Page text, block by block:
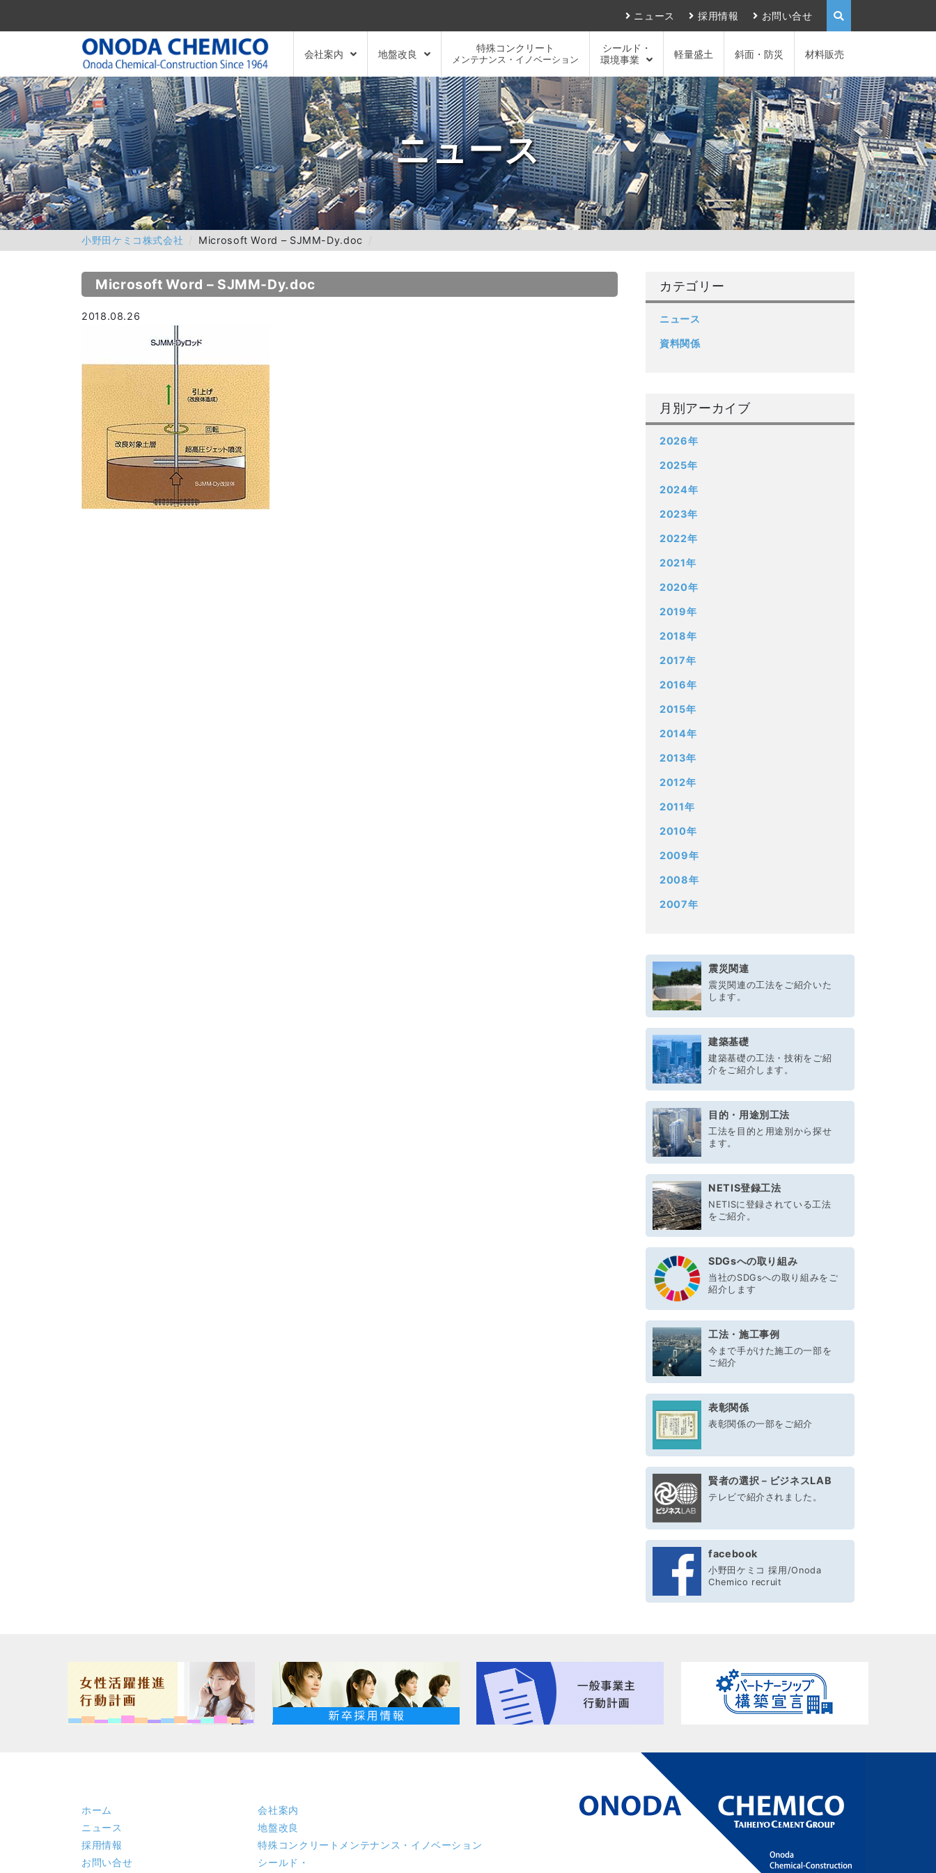
ニュース 採用情報 お問い合せ
会社案内 地盤改良
特殊コンクリート
メンテナンス・イノベーション
シールド・
環境事業
軽量盛土 斜面・防災 材料販売
ニュース
小野田ケミコ株式会社 Microsoft Word – SJMM-Dy.doc
Microsoft Word – SJMM-Dy.doc
2018.08.26
カテゴリー
ニュース
資料関係
月別アーカイブ
2026年
2025年
2024年
2023年
2022年
2021年
2020年
2019年
2018年
2017年
2016年
2015年
2014年
2013年
2012年
2011年
2010年
2009年
2008年
2007年
震災関連
震災関連の工法をご紹介いた
します。
建築基礎
建築基礎の工法・技術をご紹
介をご紹介します。
目的・用途別工法
工法を目的と用途別から探せ
ます。
NETIS登録工法
NETISに登録されている工法
をご紹介。
SDGsへの取り組み
当社のSDGsへの取り組みをご
紹介します
工法・施工事例
今まで手がけた施工の一部を
ご紹介
表彰関係
表彰関係の一部をご紹介
賢者の選択－ビジネスLAB
テレビで紹介されました。
facebook
小野田ケミコ 採用/Onoda
Chemico recruit
ホーム
ニュース
採用情報
お問い合せ
会社案内
地盤改良
特殊コンクリート メンテナンス・イノベーション
シールド・